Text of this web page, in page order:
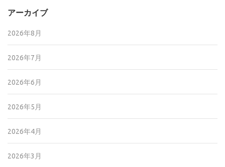
アーカイブ
2026年8月
2026年7月
2026年6月
2026年5月
2026年4月
2026年3月